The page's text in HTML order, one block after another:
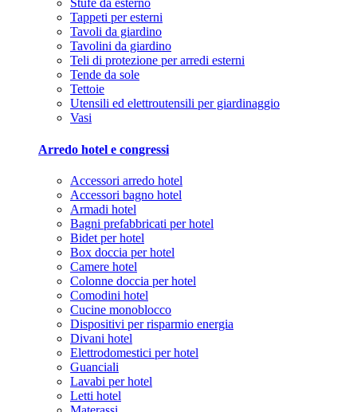
Stufe da esterno
Tappeti per esterni
Tavoli da giardino
Tavolini da giardino
Teli di protezione per arredi esterni
Tende da sole
Tettoie
Utensili ed elettroutensili per giardinaggio
Vasi
Arredo hotel e congressi
Accessori arredo hotel
Accessori bagno hotel
Armadi hotel
Bagni prefabbricati per hotel
Bidet per hotel
Box doccia per hotel
Camere hotel
Colonne doccia per hotel
Comodini hotel
Cucine monoblocco
Dispositivi per risparmio energia
Divani hotel
Elettrodomestici per hotel
Guanciali
Lavabi per hotel
Letti hotel